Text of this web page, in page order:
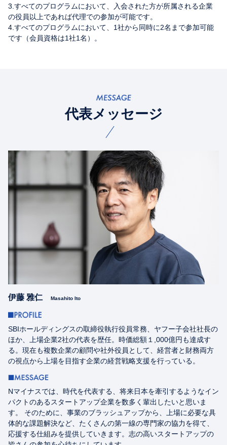
3.すべてのプログラムにおいて、入会された方が所属される企業
の役員以上であれば代理での参加が可能です。
4.すべてのプログラムにおいて、1社から同時に2名まで参加可能
です（会員資格は1社1名）。
代表メッセージ
伊藤 雅仁 Masahito Ito
SBIホールディングスの取締役執行役員常務、ヤフー子会社社長の
ほか、上場企業2社の代表を歴任。時価総額１,000億円も達成す
る。現在も複数企業の顧問や社外役員として、経営者と財務両方
の視点から上場を目指す企業の経営戦略支援を行っている。
Nマイナスでは、時代を代表する、将来日本を牽引するようなイン
パクトのあるスタートアップ企業を数多く輩出したいと思いま
す。 そのために、事業のブラッシュアップから、上場に必要な具
体的な課題解決など、たくさんの第一線の専門家の協力を得て、
応援する仕組みを提供していきます。志の高いスタートアップの